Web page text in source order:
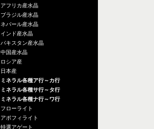
アフリカ産水晶
ブラジル産水晶
ネパール産水晶
インド産水晶
パキスタン産水晶
中国産水晶
ロシア産
日本産
ミネラル各種ア行～カ行
ミネラル各種サ行～タ行
ミネラル各種ナ行～ワ行
フローライト
アポフィライト
特選アゲート